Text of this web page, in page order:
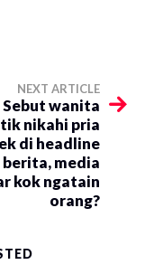
NEXT ARTICLE
Sebut wanita
nikahi pria
di headline
berita, media
kok ngatain
orang?